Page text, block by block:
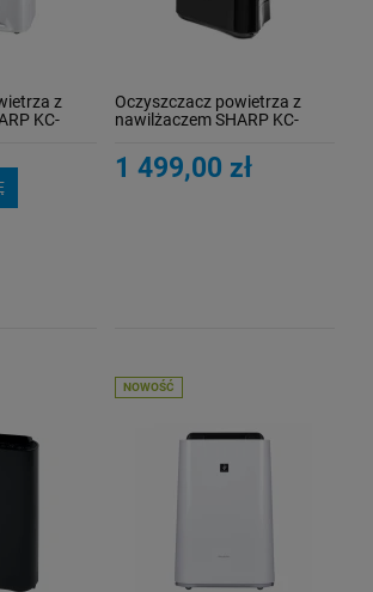
z
KC-
Oczyszczacz powietrza z
nawilżaczem SHARP KC-
1 499,00 zł
NOWOŚĆ